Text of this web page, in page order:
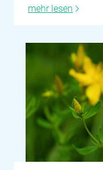
mehr lesen